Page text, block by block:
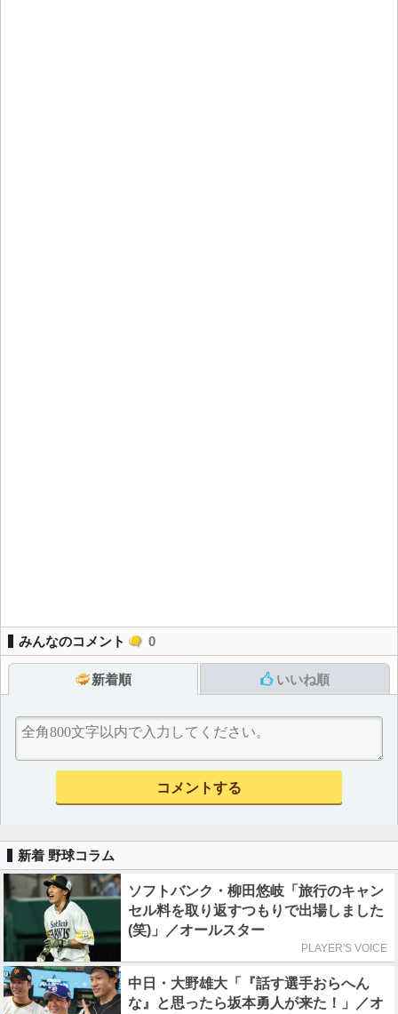
みんなのコメント 0
新着順 いいね順
新着 野球コラム
ソフトバンク・柳田悠岐「旅行のキャン
セル料を取り返すつもりで出場しました
(笑)」／オールスター
PLAYER'S VOICE
中日・大野雄大「『話す選手おらへん
な』と思ったら坂本勇人が来た！」／オ